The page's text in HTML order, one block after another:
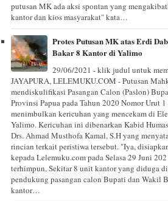
putusan MK ada aksi spontan yang
kantor dan kios masyarakat" kata…
Protes Putusan MK atas Erdi
Bakar 8 Kantor di Yalimo
29/06/2021 - klik judul untuk
JAYAPURA, LELEMUKU.COM - Putusan
mendiskulifikasi Pasangan Calon (Paslon)
Provinsi Papua pada Tahun 2020 Nomor Urut
menimbulkan kericuhan yang mencekam di
Yalimo. Kericuhan ini dibenarkan Kabid
Drs. Ahmad Musthofa Kamal, S.H yang
rincian terkait peristiwa tersebut. "Iya,
kepada Lelemuku.com pada Selasa 29 Juni
terhimpun, Sekitar 8 unit kantor yang diduga
pendukung pasangan calon Bupati dan Wakil
kantor…